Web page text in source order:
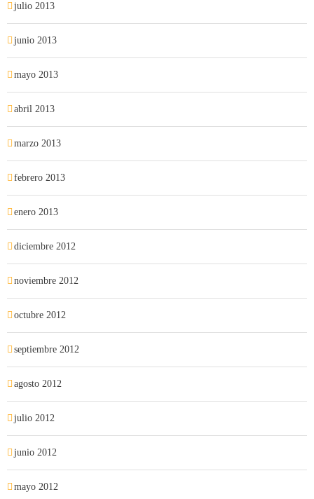
julio 2013
junio 2013
mayo 2013
abril 2013
marzo 2013
febrero 2013
enero 2013
diciembre 2012
noviembre 2012
octubre 2012
septiembre 2012
agosto 2012
julio 2012
junio 2012
mayo 2012